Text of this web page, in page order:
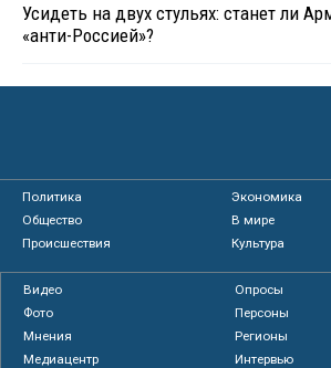
Усидеть на двух стульях: станет ли
«анти-Россией»?
Политика
Экономика
Общество
В мире
Происшествия
Культура
Видео
Опросы
Фото
Персоны
Мнения
Регионы
Медиацентр
Интервью